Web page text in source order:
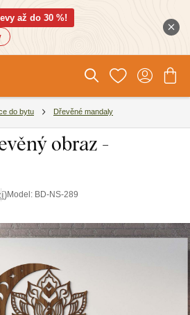
až do 30 %!
do bytu Dřevěné mandaly
obraz -
)Model: BD-NS-289